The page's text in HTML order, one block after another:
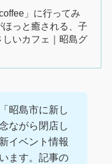
」に行ってみ
ほっと癒される、子
しいカフェ｜昭島グ
昭島市に新し
ながら閉店し
イベント情報
ます。記事の